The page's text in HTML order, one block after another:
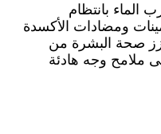
الماء بانتظام
ومضادات الأكسدة
صحة البشرة من
ملامح وجه هادئة